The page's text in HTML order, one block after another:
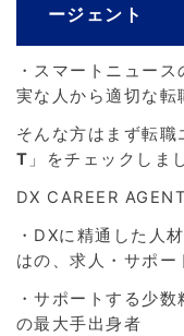
ージェント
・スマートニュー
実な人から適切な転
そんな方はまず転職
T 」をチェックしま
DX CAREER
・DXに精通した人
はの、求人・サポー
・サポートする少
の最大手出身者